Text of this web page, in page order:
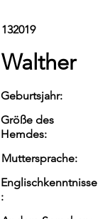
132019
Walther
Geburtsjahr:
Größe des
Hemdes:
Muttersprache:
Englischkenntnisse
: